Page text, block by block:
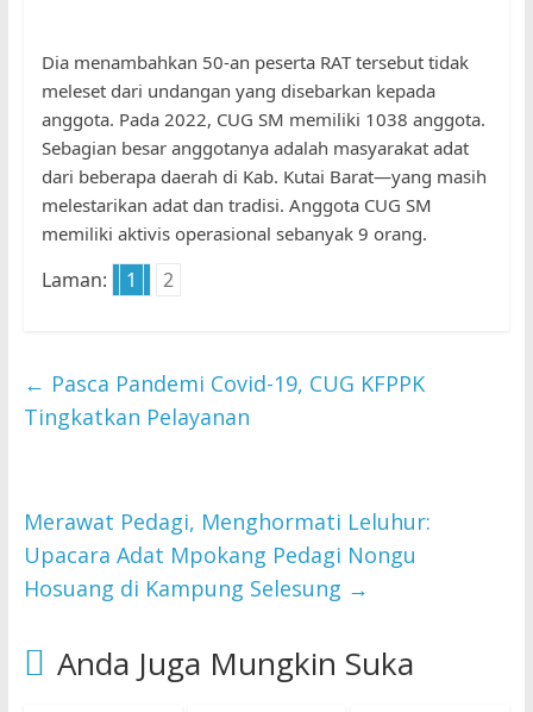
Dia menambahkan 50-an peserta RAT tersebut tidak
meleset dari undangan yang disebarkan kepada
anggota. Pada 2022, CUG SM memiliki 1038 anggota.
Sebagian besar anggotanya adalah masyarakat adat
dari beberapa daerah di Kab. Kutai Barat—yang masih
melestarikan adat dan tradisi. Anggota CUG SM
memiliki aktivis operasional sebanyak 9 orang.
Laman: 1 2
← Pasca Pandemi Covid-19, CUG KFPPK
Tingkatkan Pelayanan
Merawat Pedagi, Menghormati Leluhur:
Upacara Adat Mpokang Pedagi Nongu
Hosuang di Kampung Selesung →
Anda Juga Mungkin Suka